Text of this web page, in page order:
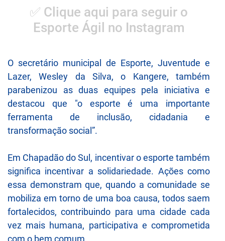
✅ Clique aqui para seguir o
Esporte Ágil no Instagram
O secretário municipal de Esporte, Juventude e
Lazer, Wesley da Silva, o Kangere, também
parabenizou as duas equipes pela iniciativa e
destacou que "o esporte é uma importante
ferramenta de inclusão, cidadania e
transformação social”.
Em Chapadão do Sul, incentivar o esporte também
significa incentivar a solidariedade. Ações como
essa demonstram que, quando a comunidade se
mobiliza em torno de uma boa causa, todos saem
fortalecidos, contribuindo para uma cidade cada
vez mais humana, participativa e comprometida
com o bem comum.